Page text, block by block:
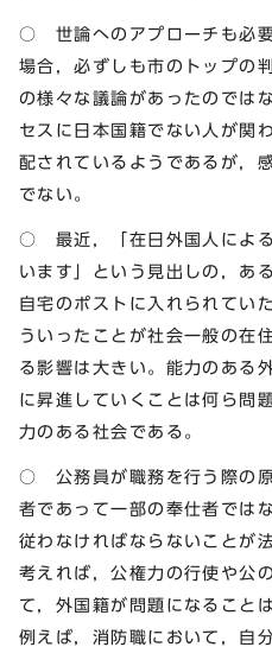
○ 世論へのアプローチも必
場合，必ずしも市のトップの
の様々な議論があったのでは
セスに日本国籍でない人が関
配されているようであるが，
でない。
○ 最近，「在日外国人によ
います」という見出しの，あ
自宅のポストに入れられてい
ういったことが社会一般の在
る影響は大きい。能力のある
に昇進していくことは何ら問
力のある社会である。
○ 公務員が職務を行う際の
者であって一部の奉仕者では
従わなければならないことが
考えれば，公権力の行使や公
て，外国籍が問題になること
例えば，消防職において，自